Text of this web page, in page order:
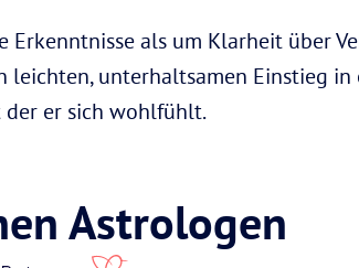
als um Klarheit über
leichten, unterhaltsamen Einstieg
der er sich wohlfühlt.
Astrologen